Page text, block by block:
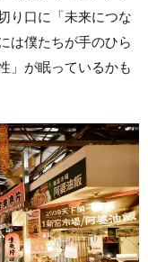
り口に「未来につな
は僕たちが手のひら
」が眠っているかも